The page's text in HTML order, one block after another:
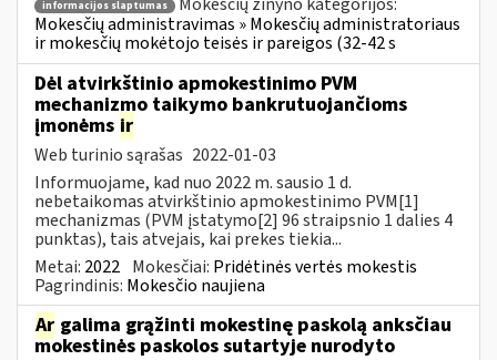
informacijos slaptumas
Mokesčių administravimas » Mokesčių administratoriaus
ir mokesčių mokėtojo teisės ir pareigos (32-42 s
Dėl atvirkštinio apmokestinimo PVM
mechanizmo taikymo bankrutuojančioms
įmonėms ir
Web turinio sąrašas 2022-01-03
Informuojame, kad nuo 2022 m. sausio 1 d.
nebetaikomas atvirkštinio apmokestinimo PVM[1]
mechanizmas (PVM įstatymo[2] 96 straipsnio 1 dalies 4
punktas), tais atvejais, kai prekes tiekia...
Metai: 2022 Mokesčiai: Pridėtinės vertės mokestis
Pagrindinis: Mokesčio naujiena
Ar galima grąžinti mokestinę paskolą anksčiau
mokestinės paskolos sutartyje nurodyto